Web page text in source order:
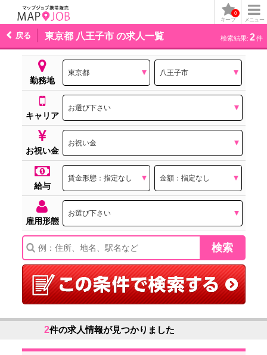
メニュー
キープ
0
東京都 八王子市 の求人一覧
戻る 検索結果: 2件
勤務地
キャリア
お祝い金
給与
雇用形態
2件の求人情報が見つかりました